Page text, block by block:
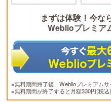
まずは体験！今な
Weblioプレミア
※無料期間終了後、Weblioプレミアムサ
※無料期間が終了すると月額330円(税込)